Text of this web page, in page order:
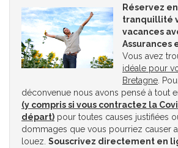
Réservez
tranquillité
vacances
Assurances
Vous avez
idéale pour
Bretagne .
déconvenue nous avons pensé à tout
(y compris si vous contractez la
départ) pour toutes causes justifiées
dommages que vous pourriez causer
louez. Souscrivez directement en